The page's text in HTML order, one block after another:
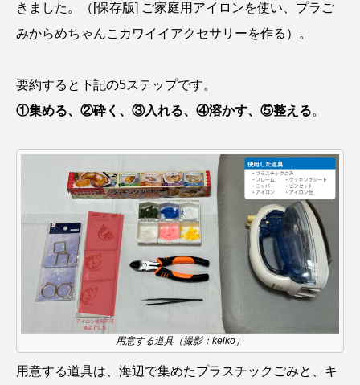
クロスジギンポ クロソイ クロダイ
グラミー グルクン ケブカガニ
コオイムシ
コガネスズメダイ
コクチバス コクレン
コトクラゲ コノシロ コバンザメ
コブシメ コメツキガニ
きました。（ [保存版] ご家庭用アイロンを使い、プラご
みからめちゃんこカワイイアクセサリーを作る ）。
要約すると下記の5ステップです。
①集める、②砕く、③入れる、④溶かす、⑤整える。
用意する道具（撮影：keiko）
用意する道具は、海辺で集めたプラスチックごみと、キ